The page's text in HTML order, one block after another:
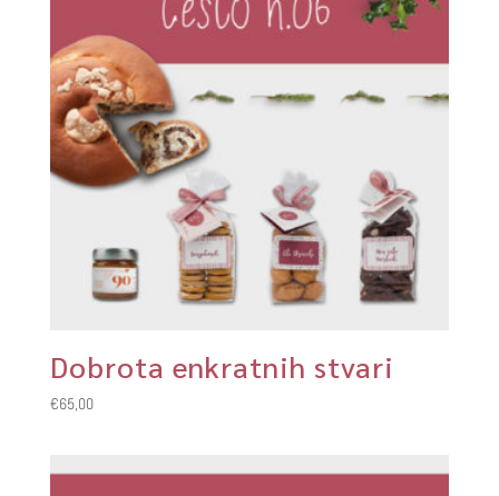
Dobrota enkratnih stvari
€65,00